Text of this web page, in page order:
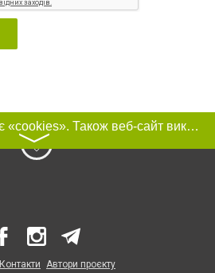
Цей сайт використовує «cookies». Також веб-сайт використовує інтернет-сервіс для збору технічних даних стосовно відвідувачів з метою отримання маркетингової та статистичної інформації. Умови обробки даних відвідувачів сайту див.
〉
Контакти Автори проєкту